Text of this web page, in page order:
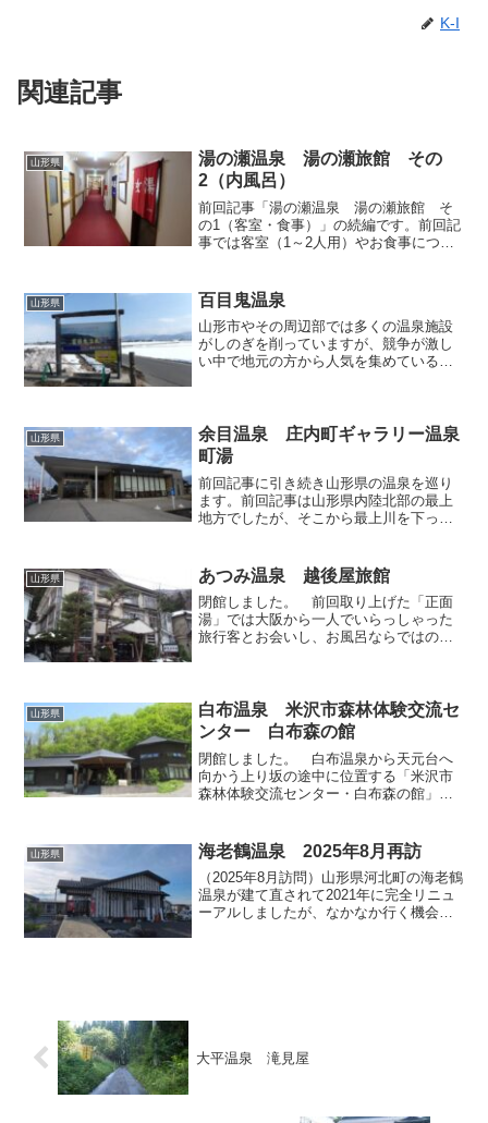
K-I
関連記事
山形県
湯の瀬温泉 湯の瀬旅館 その
2（内風呂）
前回記事「湯の瀬温泉 湯の瀬旅館 そ
の1（客室・食事）」の続編です。前回記
事では客室（1～2人用）やお食事につい
す。でも、まだ焦ることなかれ。湯の瀬
温泉名物のプールのよ...
山形県 百目鬼温泉
山形市やその周辺部では多くの温泉施設
がしのぎを削っていますが、競争が激し
い中で地元の方から人気を集めているる
多くのお客さんで賑わって...
山形県
余目温泉 庄内町ギャラリー温泉
町湯
前回記事に引き続き山形県の温泉を巡り
ます。前回記事は山形県内陸北部の最上
地方でしたが、そこから最上川を下って
すが、この時に訪ねたのは余目の街中に
あるスタイリッシュな温泉...
山形県 あつみ温泉 越後屋旅館
閉館しました。 前回取り上げた「正面
湯」では大阪から一人でいらっしゃった
旅行客とお会いし、お風呂ならではの開
旅館で日帰り入浴をしたか...
山形県
白布温泉 米沢市森林体験交流セ
ンター 白布森の館
閉館しました。 白布温泉から天元台へ
向かう上り坂の途中に位置する「米沢市
森林体験交流センター・白布森の館」へ
す。 玄関でスリッパに履き替えて館内
へ。受付では係員のおじさんが...
山形県 海老鶴温泉 2025年8月再訪
（2025年8月訪問）山形県河北町の海老鶴
温泉が建て直されて2021年に完全リニュ
ーアルしましたが、なかなか行く機会に
大平温泉 滝見屋